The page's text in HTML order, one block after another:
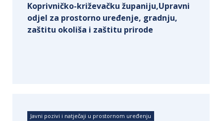
Koprivničko-križevačku županiju,Upravni
odjel za prostorno uređenje, gradnju,
zaštitu okoliša i zaštitu prirode
Javni pozivi i natječaji u prostornom uređenju